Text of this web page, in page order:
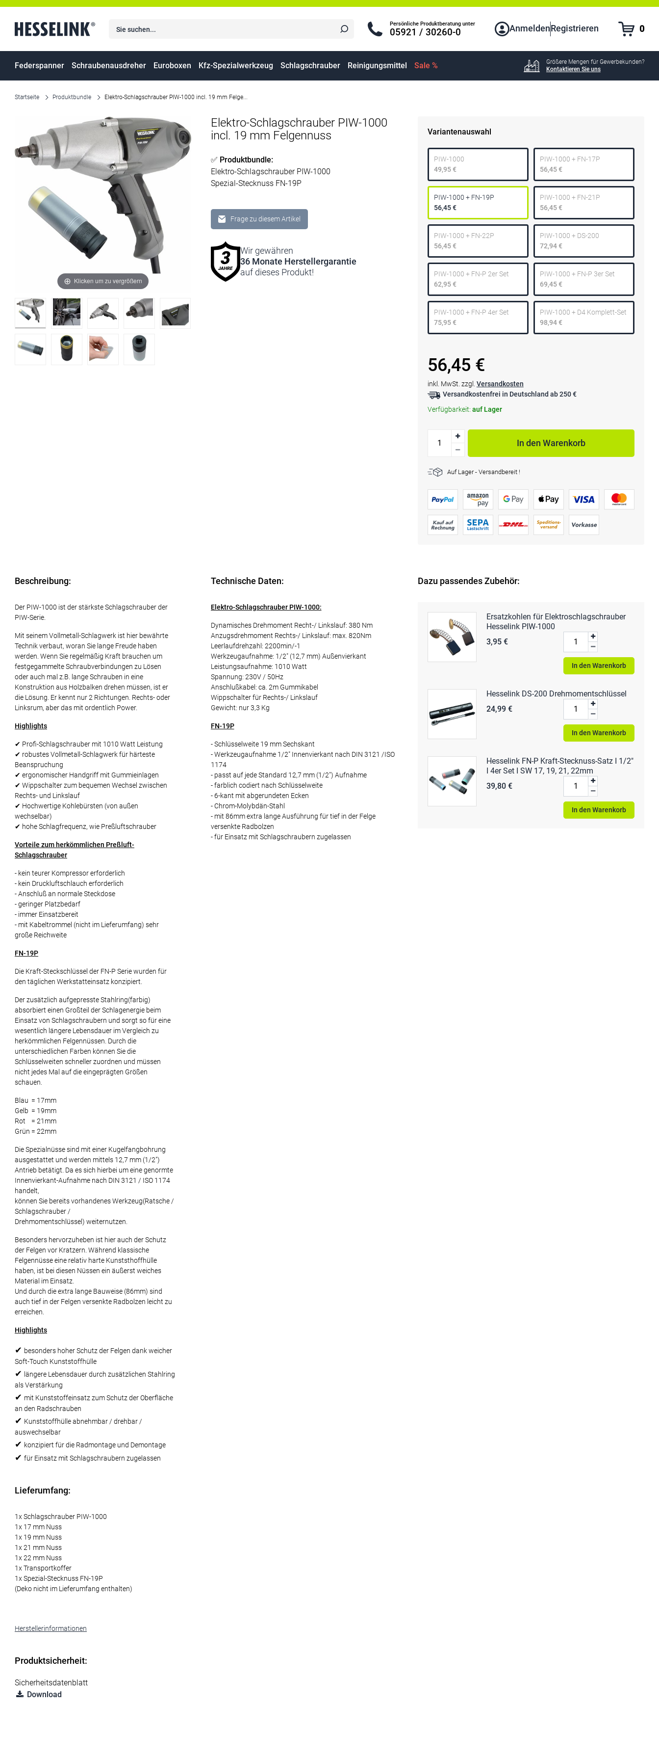
Persönliche Produktberatung unter
05921 / 30260-0 AnmeldenRegistrieren 0
Federspanner Schraubenausdreher Euroboxen Kfz-Spezialwerkzeug Schlagschrauber Reinigungsmittel Sale %
Größere Mengen für Gewerbekunden?
Kontaktieren Sie uns
Startseite Produktbundle Elektro-Schlagschrauber PIW-1000 incl. 19 mm Felge...
Klicken um zu vergrößern
Elektro-Schlagschrauber PIW-1000
incl. 19 mm Felgennuss
✅ Produktbundle:
Elektro-Schlagschrauber PIW-1000
Spezial-Stecknuss FN-19P
Frage zu diesem Artikel
Wir gewähren
36 Monate Hersteller­garantie
auf dieses Produkt!
Variantenauswahl
PIW-1000 + DS-200
72,94 €
PIW-1000 + D4 Komplett-Set
98,94 €
PIW-1000 + FN-P 3er Set
69,45 €
PIW-1000 + FN-P 2er Set
62,95 €
PIW-1000 + FN-21P
56,45 €
PIW-1000 + FN-P 4er Set
75,95 €
PIW-1000 + FN-19P
56,45 €
PIW-1000 + FN-17P
56,45 €
PIW-1000 + FN-22P
56,45 €
PIW-1000
49,95 €
56,45 €
inkl. MwSt. zzgl. Versandkosten
Versandkostenfrei in Deutschland ab 250 €
Verfügbarkeit: auf Lager
In den Warenkorb
Auf Lager - Versandbereit !
Beschreibung:
Der PIW-1000 ist der stärkste Schlagschrauber der
PIW-Serie.
Mit seinem Vollmetall-Schlagwerk ist hier bewährte
Technik verbaut, woran Sie lange Freude haben
werden. Wenn Sie regelmäßig Kraft brauchen um
festgegammelte Schraubverbindungen zu Lösen
oder auch mal z.B. lange Schrauben in eine
Konstruktion aus Holzbalken drehen müssen, ist er
die Lösung. Er kennt nur 2 Richtungen. Rechts- oder
Linksrum, aber das mit ordentlich Power.
Highlights
✔ Profi-Schlagschrauber mit 1010 Watt Leistung
✔ robustes Vollmetall-Schlagwerk für härteste
Beanspruchung
✔ ergonomischer Handgriff mit Gummieinlagen
✔ Wippschalter zum bequemen Wechsel zwischen
Rechts- und Linkslauf
✔ Hochwertige Kohlebürsten (von außen
wechselbar)
✔ hohe Schlagfrequenz, wie Preßluftschrauber
Vorteile zum herkömmlichen Preßluft-
Schlagschrauber
- kein teurer Kompressor erforderlich
- kein Druckluftschlauch erforderlich
- Anschluß an normale Steckdose
- geringer Platzbedarf
- immer Einsatzbereit
- mit Kabeltrommel (nicht im Lieferumfang) sehr
große Reichweite
FN-19P
Die Kraft-Steckschlüssel der FN-P Serie wurden für
den täglichen Werkstatteinsatz konzipiert.
Der zusätzlich aufgepresste Stahlring(farbig)
absorbiert einen Großteil der Schlagenergie beim
Einsatz von Schlagschraubern und sorgt so für eine
wesentlich längere Lebensdauer im Vergleich zu
herkömmlichen Felgennüssen. Durch die
unterschiedlichen Farben können Sie die
Schlüsselweiten schneller zuordnen und müssen
nicht jedes Mal auf die eingeprägten Größen
schauen.
Blau = 17mm
Gelb = 19mm
Rot = 21mm
Grün = 22mm
Die Spezialnüsse sind mit einer Kugelfangbohrung
ausgestattet und werden mittels 12,7 mm (1/2")
Antrieb betätigt. Da es sich hierbei um eine genormte
Innenvierkant-Aufnahme nach DIN 3121 / ISO 1174
handelt,
können Sie bereits vorhandenes Werkzeug(Ratsche /
Schlagschrauber /
Drehmomentschlüssel) weiternutzen.
Besonders hervorzuheben ist hier auch der Schutz
der Felgen vor Kratzern. Während klassische
Felgennüsse eine relativ harte Kunststhoffhülle
haben, ist bei diesen Nüssen ein äußerst weiches
Material im Einsatz.
Und durch die extra lange Bauweise (86mm) sind
auch tief in der Felgen versenkte Radbolzen leicht zu
erreichen.
Highlights
✔ besonders hoher Schutz der Felgen dank weicher
Soft-Touch Kunststoffhülle
✔ längere Lebensdauer durch zusätzlichen Stahlring
als Verstärkung
✔ mit Kunststoffeinsatz zum Schutz der Oberfläche
an den Radschrauben
✔ Kunststoffhülle abnehmbar / drehbar /
auswechselbar
✔ konzipiert für die Radmontage und Demontage
✔ für Einsatz mit Schlagschraubern zugelassen
Lieferumfang:
1x Schlagschrauber PIW-1000
1x 17 mm Nuss
1x 19 mm Nuss
1x 21 mm Nuss
1x 22 mm Nuss
1x Transportkoffer
1x Spezial-Stecknuss FN-19P
(Deko nicht im Lieferumfang enthalten)
Technische Daten:
Elektro-Schlagschrauber PIW-1000:
Dynamisches Drehmoment Recht-/ Linkslauf: 380 Nm
Anzugsdrehmoment Rechts-/ Linkslauf: max. 820Nm
Leerlaufdrehzahl: 2200min/-1
Werkzeugaufnahme: 1/2" (12,7 mm) Außenvierkant
Leistungsaufnahme: 1010 Watt
Spannung: 230V / 50Hz
Anschlußkabel: ca. 2m Gummikabel
Wippschalter für Rechts-/ Linkslauf
Gewicht: nur 3,3 Kg
FN-19P
- Schlüsselweite 19 mm Sechskant
- Werkzeugaufnahme 1/2" Innenvierkant nach DIN 3121 /ISO
1174
- passt auf jede Standard 12,7 mm (1/2") Aufnahme
- farblich codiert nach Schlüsselweite
- 6-kant mit abgerundeten Ecken
- Chrom-Molybdän-Stahl
- mit 86mm extra lange Ausführung für tief in der Felge
versenkte Radbolzen
- für Einsatz mit Schlagschraubern zugelassen
Dazu passendes Zubehör:
Ersatzkohlen für Elektroschlagschrauber
Hesselink PIW-1000
3,95 €
In den Warenkorb
Hesselink DS-200 Drehmomentschlüssel
24,99 €
In den Warenkorb
Hesselink FN-P Kraft-Stecknuss-Satz I 1/2"
I 4er Set I SW 17, 19, 21, 22mm
39,80 €
In den Warenkorb
Herstellerinformationen
Produktsicherheit:
Sicherheitsdatenblatt
Download